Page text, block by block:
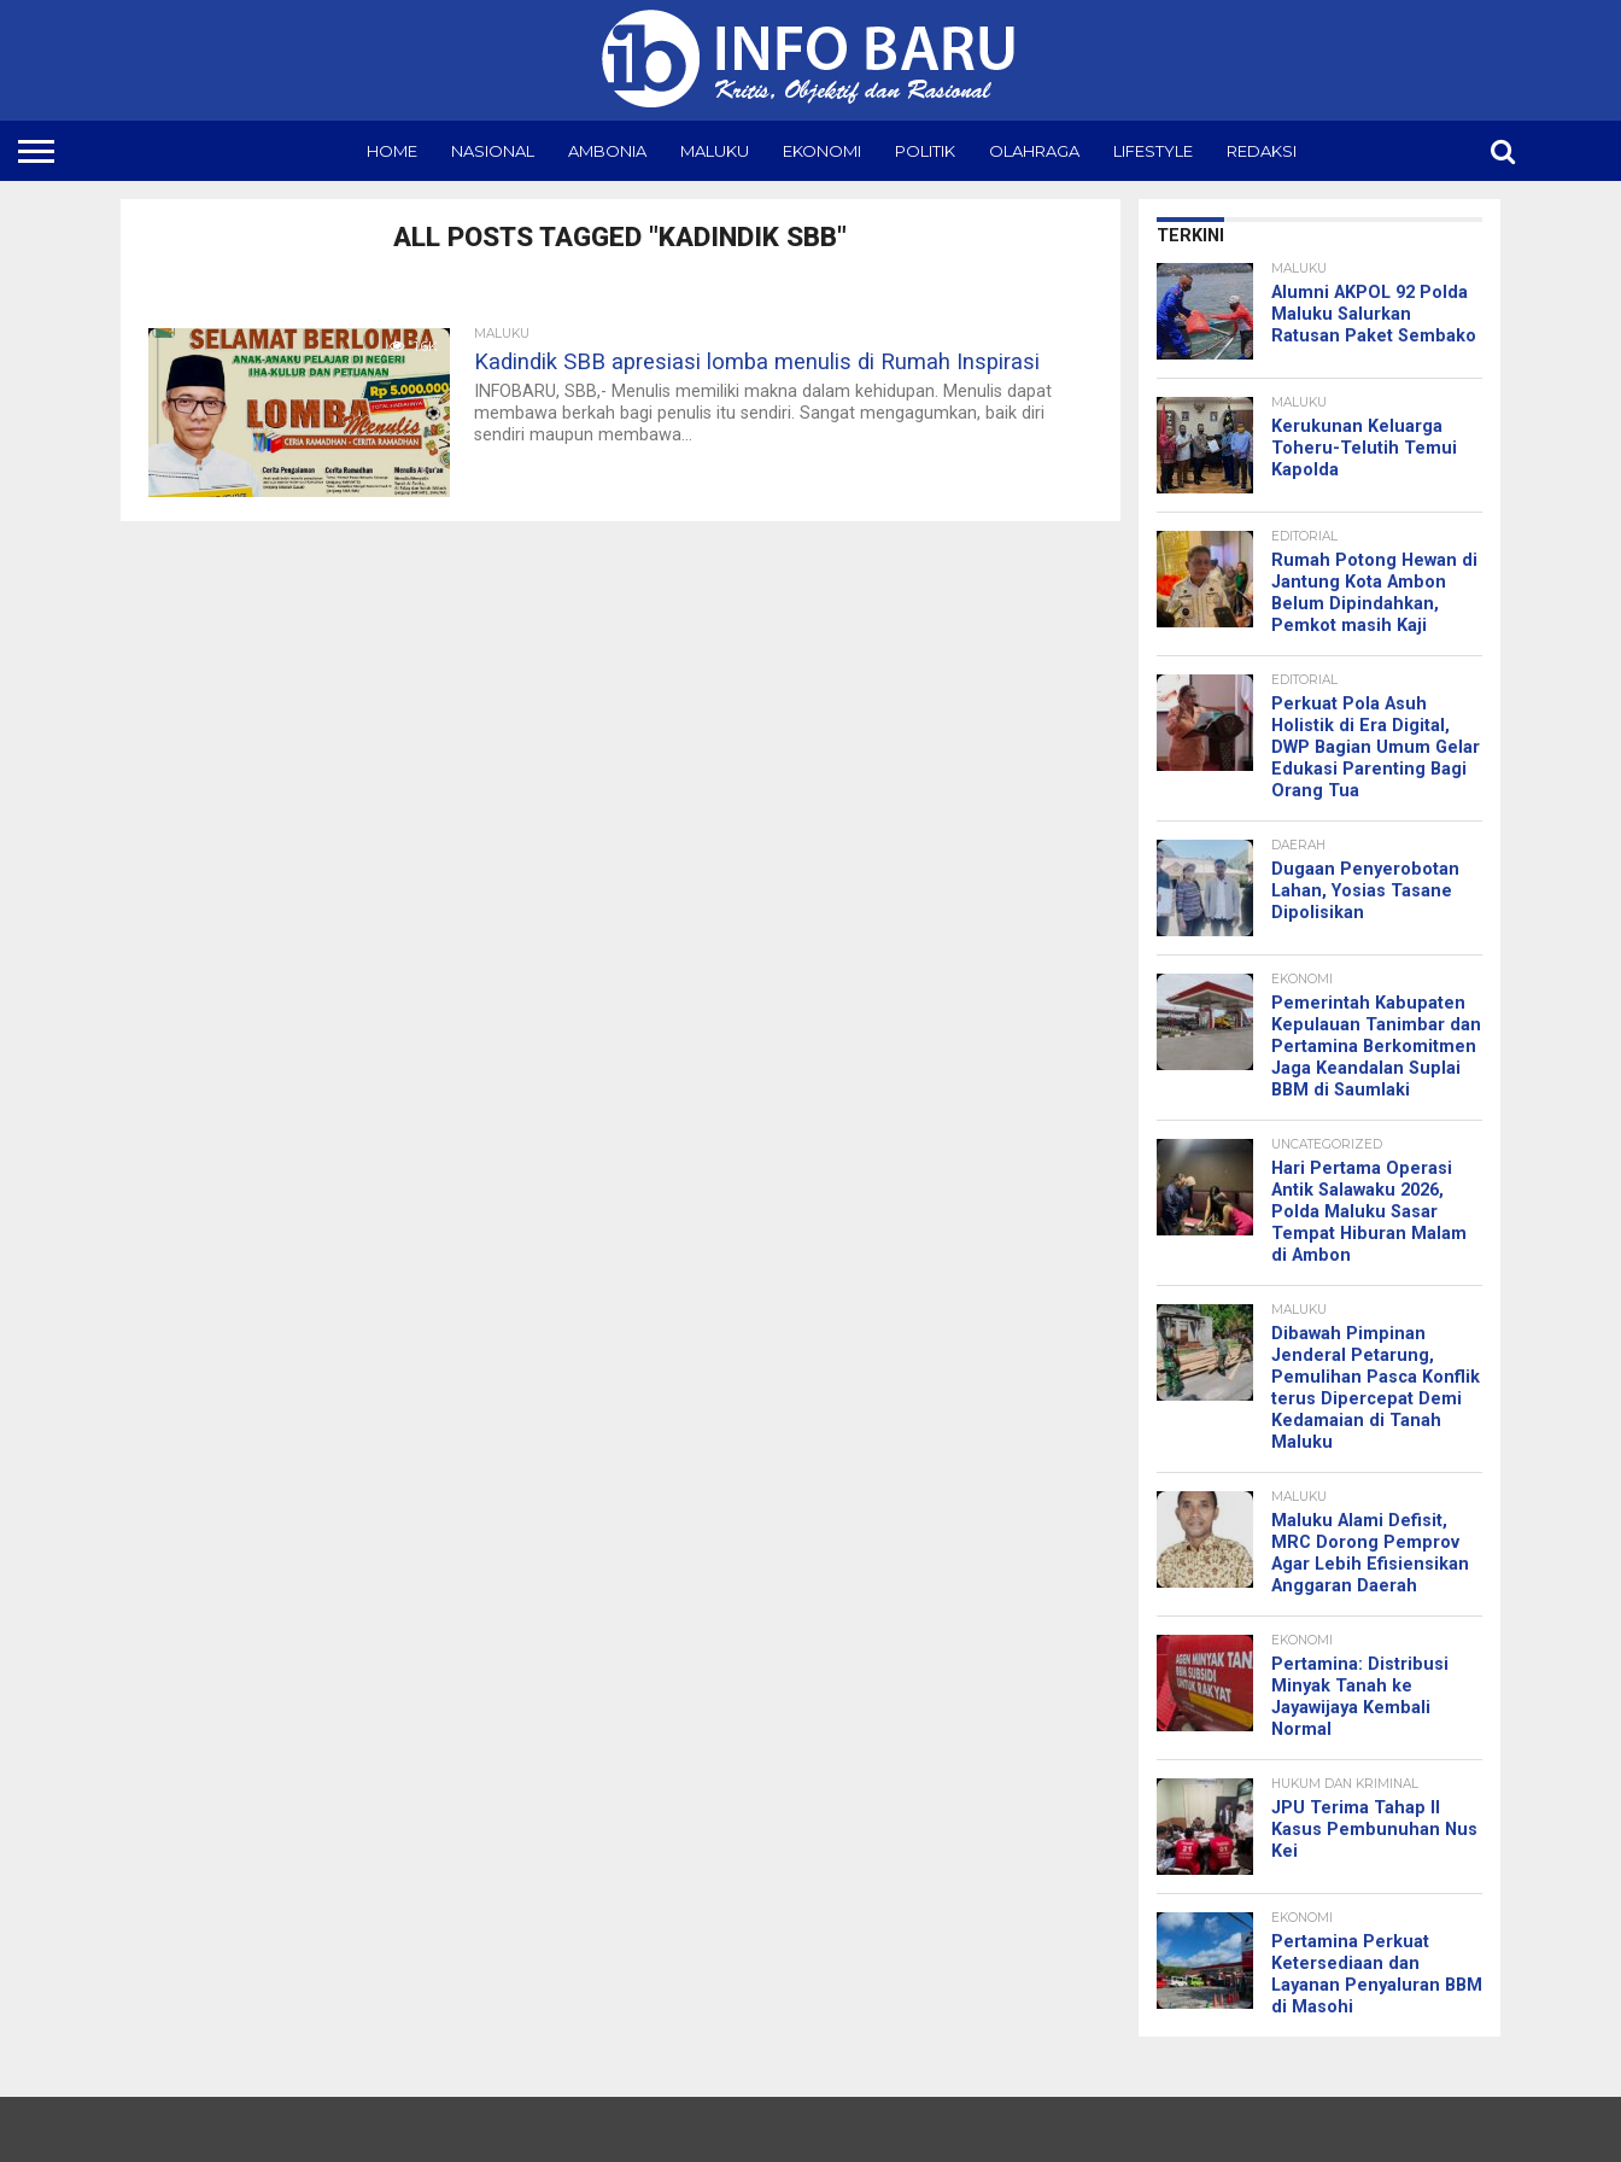
HOME NASIONAL AMBONIA MALUKU EKONOMI POLITIK OLAHRAGA LIFESTYLE REDAKSI
ALL POSTS TAGGED "KADINDIK SBB"
1.6K
MALUKU
Kadindik SBB apresiasi lomba menulis di Rumah Inspirasi
INFOBARU, SBB,- Menulis memiliki makna dalam kehidupan. Menulis dapat
membawa berkah bagi penulis itu sendiri. Sangat mengagumkan, baik diri
sendiri maupun membawa...
TERKINI
MALUKU
Alumni AKPOL 92 Polda
Maluku Salurkan
Ratusan Paket Sembako
MALUKU
Kerukunan Keluarga
Toheru-Telutih Temui
Kapolda
EDITORIAL
Rumah Potong Hewan di
Jantung Kota Ambon
Belum Dipindahkan,
Pemkot masih Kaji
EDITORIAL
Perkuat Pola Asuh
Holistik di Era Digital,
DWP Bagian Umum Gelar
Edukasi Parenting Bagi
Orang Tua
DAERAH
Dugaan Penyerobotan
Lahan, Yosias Tasane
Dipolisikan
EKONOMI
Pemerintah Kabupaten
Kepulauan Tanimbar dan
Pertamina Berkomitmen
Jaga Keandalan Suplai
BBM di Saumlaki
UNCATEGORIZED
Hari Pertama Operasi
Antik Salawaku 2026,
Polda Maluku Sasar
Tempat Hiburan Malam
di Ambon
MALUKU
Dibawah Pimpinan
Jenderal Petarung,
Pemulihan Pasca Konflik
terus Dipercepat Demi
Kedamaian di Tanah
Maluku
MALUKU
Maluku Alami Defisit,
MRC Dorong Pemprov
Agar Lebih Efisiensikan
Anggaran Daerah
EKONOMI
Pertamina: Distribusi
Minyak Tanah ke
Jayawijaya Kembali
Normal
HUKUM DAN KRIMINAL
JPU Terima Tahap II
Kasus Pembunuhan Nus
Kei
EKONOMI
Pertamina Perkuat
Ketersediaan dan
Layanan Penyaluran BBM
di Masohi